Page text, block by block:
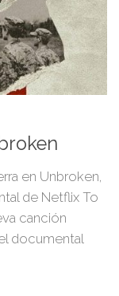
en Unbroken,
de Netflix To
canción
documental